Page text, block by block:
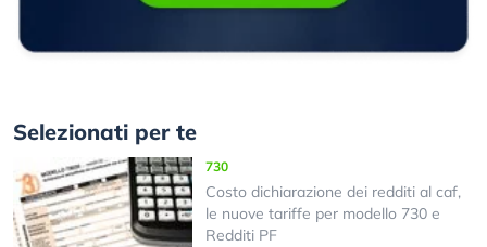
Selezionati per te
730
Costo dichiarazione dei redditi al caf,
le nuove tariffe per modello 730 e
Redditi PF